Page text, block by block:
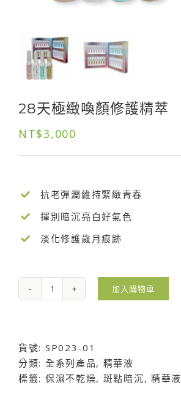
28天極緻喚顏修護精萃
NT$3,000
抗老彈潤維持緊緻青春
揮別暗沉亮白好氣色
淡化修護歲月痕跡
28
喚
顏
修
加入購物車
貨號: SP023-01
分類: 全系列產品, 精華液
標籤: 保濕不乾燥, 斑點暗沉, 精華液